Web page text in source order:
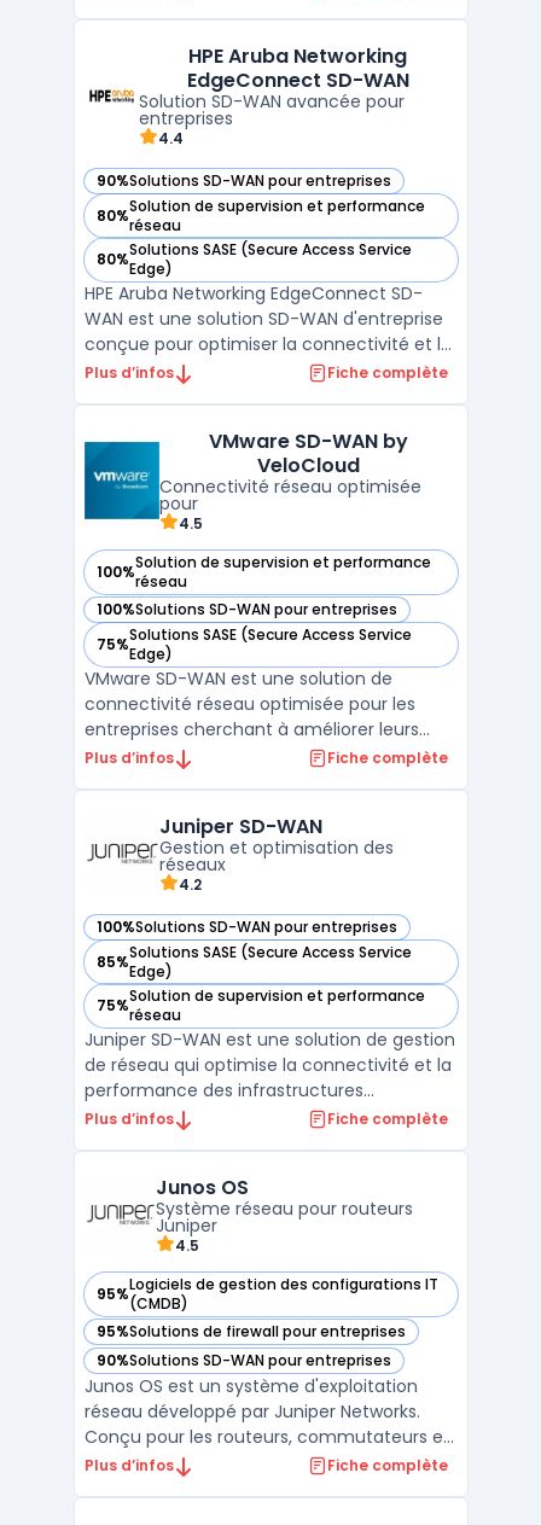
fonctionnalités de pare-feu nouvelle
génération, garantis ...
HPE Aruba Networking
EdgeConnect SD-WAN
Solution SD-WAN avancée pour
entreprises
4.4
90%Solutions SD-WAN pour entreprises
— voir HPE Aruba Networking EdgeConnect SD-WAN dans
80%Solution de supervision et performance
réseau
— voir HPE Aruba Networking EdgeConnect SD-WAN dans
80%Solutions SASE (Secure Access Service
Edge)
— voir HPE Aruba Networking EdgeConnect SD-WAN dans
HPE Aruba Networking EdgeConnect SD-
WAN est une solution SD-WAN d'entreprise
conçue pour optimiser la connectivité et la
sécurité des infrastructures réseaux. En
avancée et une connectivité multi-cloud
performante, adaptée a ...
Plus d’infos Fiche complète
VMware SD-WAN by
VeloCloud
Connectivité réseau optimisée
pour
4.5
100%Solution de supervision et performance
réseau
— voir VMware SD-WAN by VeloCloud dans cette catégorie
100%Solutions SD-WAN pour entreprises
— voir VMware SD-WAN by VeloCloud dans cette catégorie
75%Solutions SASE (Secure Access Service
Edge)
— voir VMware SD-WAN by VeloCloud dans cette catégorie
VMware SD-WAN est une solution de
connectivité réseau optimisée pour les
entreprises cherchant à améliorer leurs
performances applicatives et leur sécurité.
et d'assurer une connectivité efficace
entre les sites distan ...
Plus d’infos Fiche complète
Juniper SD-WAN
Gestion et optimisation des
réseaux
4.2
100%Solutions SD-WAN pour entreprises
— voir Juniper SD-WAN dans cette catégorie
85%Solutions SASE (Secure Access Service
Edge)
— voir Juniper SD-WAN dans cette catégorie
75%Solution de supervision et performance
réseau
— voir Juniper SD-WAN dans cette catégorie
Juniper SD-WAN est une solution de gestion
de réseau qui optimise la connectivité et la
performance des infrastructures
distribuées. Elle permet aux entreprises de
et une visibilité complète sur le trafic. Cette
solutio ...
Plus d’infos Fiche complète
Junos OS
Système réseau pour routeurs
Juniper
4.5
95%Logiciels de gestion des configurations IT
(CMDB)
— voir Junos OS dans cette catégorie
95%Solutions de firewall pour entreprises
— voir Junos OS dans cette catégorie
90%Solutions SD-WAN pour entreprises
— voir Junos OS dans cette catégorie
Junos OS est un système d'exploitation
réseau développé par Juniper Networks.
Conçu pour les routeurs, commutateurs et
pare-feu de la marque, il repose sur une
Plus d’infos Fiche complète